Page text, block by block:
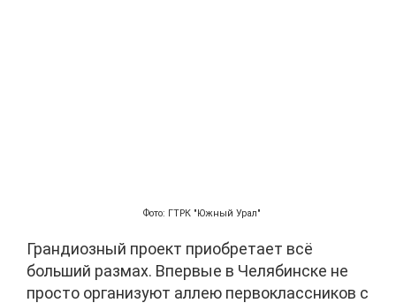
Фото: ГТРК "Южный Урал"
Грандиозный проект приобретает всё
больший размах. Впервые в Челябинске не
просто организуют аллею первоклассников с